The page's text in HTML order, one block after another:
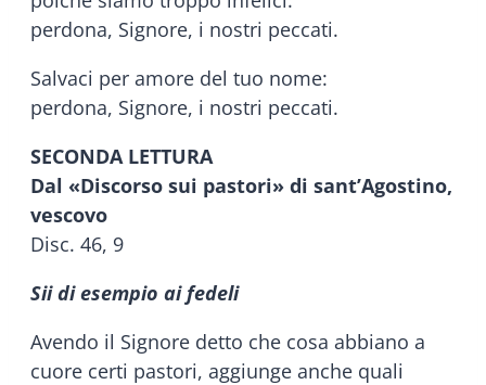
perdona, Signore, i nostri peccati.
Salvaci per amore del tuo nome:
perdona, Signore, i nostri peccati.
SECONDA LETTURA
Dal «Discorso sui pastori» di sant’Agostino,
vescovo
Disc. 46, 9
Sii di esempio ai fedeli
Avendo il Signore detto che cosa abbiano a
cuore certi pastori, aggiunge anche quali